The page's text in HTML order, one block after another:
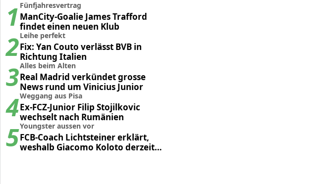
1 Fünfjahresvertrag
ManCity-Goalie James Trafford
findet einen neuen Klub
2Leihe perfekt
Fix: Yan Couto verlässt BVB in
Richtung Italien
3Alles beim Alten
Real Madrid verkündet grosse
News rund um Vinicius Junior
4Weggang aus Pisa
Ex-FCZ-Junior Filip Stojilkovic
wechselt nach Rumänien
5Youngster aussen vor
FCB-Coach Lichtsteiner erklärt,
weshalb Giacomo Koloto derzeit